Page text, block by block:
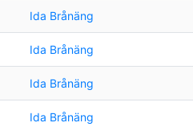
Ida Brånäng
Ida Brånäng
Ida Brånäng
Ida Brånäng